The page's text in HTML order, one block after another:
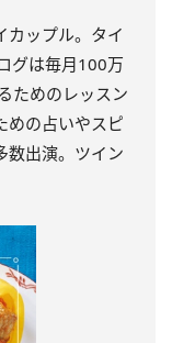
カップル。タイ
グは毎月100万
ためのレッスン
めの占いやスピ
数出演。ツイン